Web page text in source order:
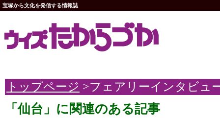
宝塚から文化を発信する情報誌
トップページ >フェアリーインタビュ
「仙台」に関連のある記事